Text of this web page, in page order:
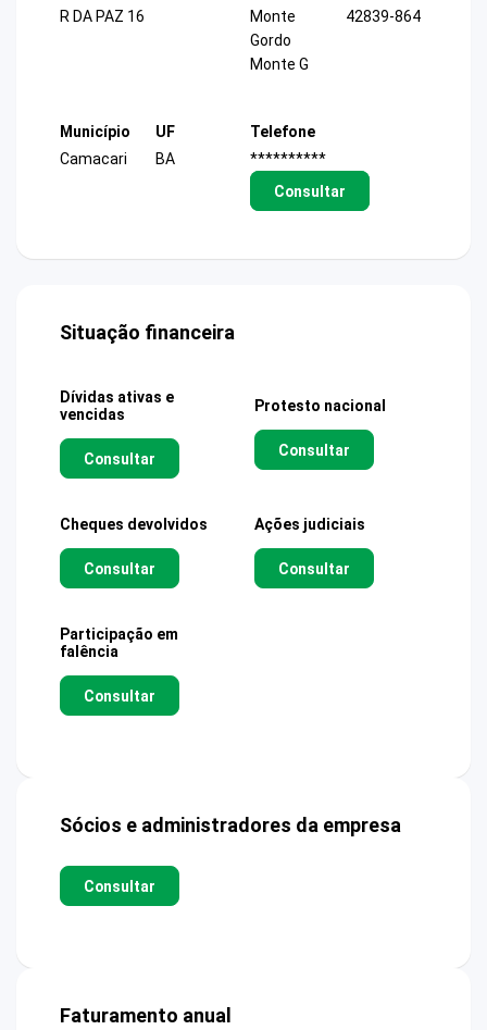
R DA PAZ 16
Monte
Gordo
Monte G
42839-864
Município
Camacari
UF
BA
Telefone
**********
Consultar
Situação financeira
Dívidas ativas e
vencidas
Consultar
Protesto nacional
Consultar
Cheques devolvidos
Consultar
Ações judiciais
Consultar
Participação em
falência
Consultar
Sócios e administradores da empresa
Consultar
Faturamento anual